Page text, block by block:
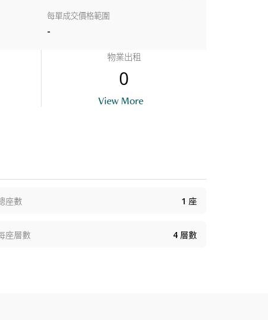
每單成交價格範圍
-
物業出租
0
View More
座數 1 座
座層數 4 層數